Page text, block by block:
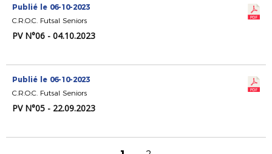
Publié le 06-10-2023
C.R.O.C. Futsal Seniors
PV N°06 - 04.10.2023
Publié le 06-10-2023
C.R.O.C. Futsal Seniors
PV N°05 - 22.09.2023